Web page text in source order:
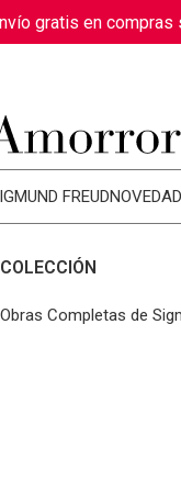
gratis en
FREUD
COLECCIÓN
Obras Completas de